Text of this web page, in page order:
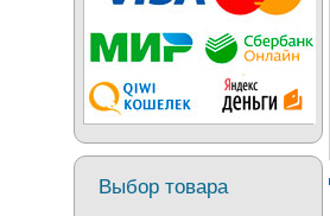
Выбор товара